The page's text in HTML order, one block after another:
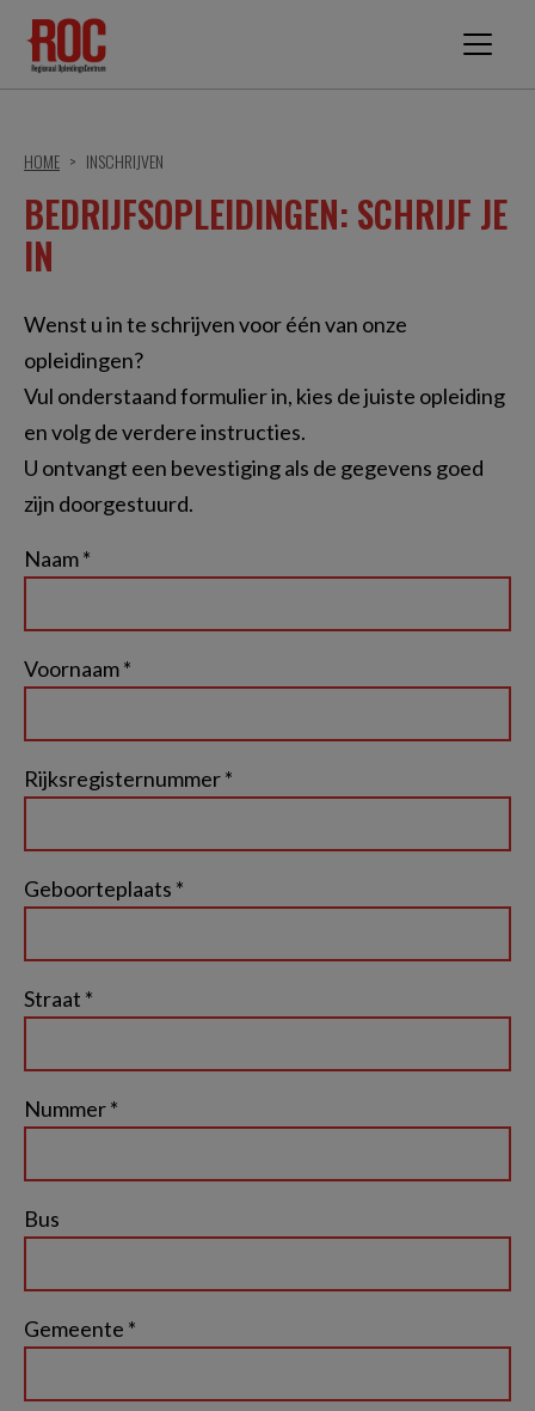
HOME INSCHRIJVEN
BEDRIJFSOPLEIDINGEN: SCHRIJF JE
IN
Wenst u in te schrijven voor één van onze
opleidingen?
Vul onderstaand formulier in, kies de juiste opleiding
en volg de verdere instructies.
U ontvangt een bevestiging als de gegevens goed
zijn doorgestuurd.
Naam *
Voornaam *
Rijksregisternummer *
Geboorteplaats *
Straat *
Nummer *
Bus
Gemeente *